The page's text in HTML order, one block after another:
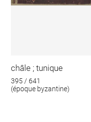
châle ; tunique
395 / 641
(époque byzantine)